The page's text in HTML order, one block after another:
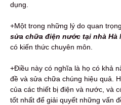
dụng.
+Một trong những lý do quan
sửa chữa điện nước tại nhà Hà
có kiến thức chuyên môn.
+Điều này có nghĩa là họ có khả
đề và sửa chữa chúng hiệu quả.
của các thiết bị điện và nước, và
tốt nhất để giải quyết những vấn